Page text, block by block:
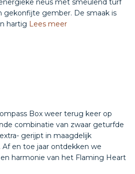
neus met smeulend turf
gekonfijte gember. De smaak is
hartig Lees meer
Box weer terug keer op
combinatie van zwaar geturfde
gerijpt in maagdelijk
Af en toe jaar ontdekken we
harmonie van het Flaming Heart